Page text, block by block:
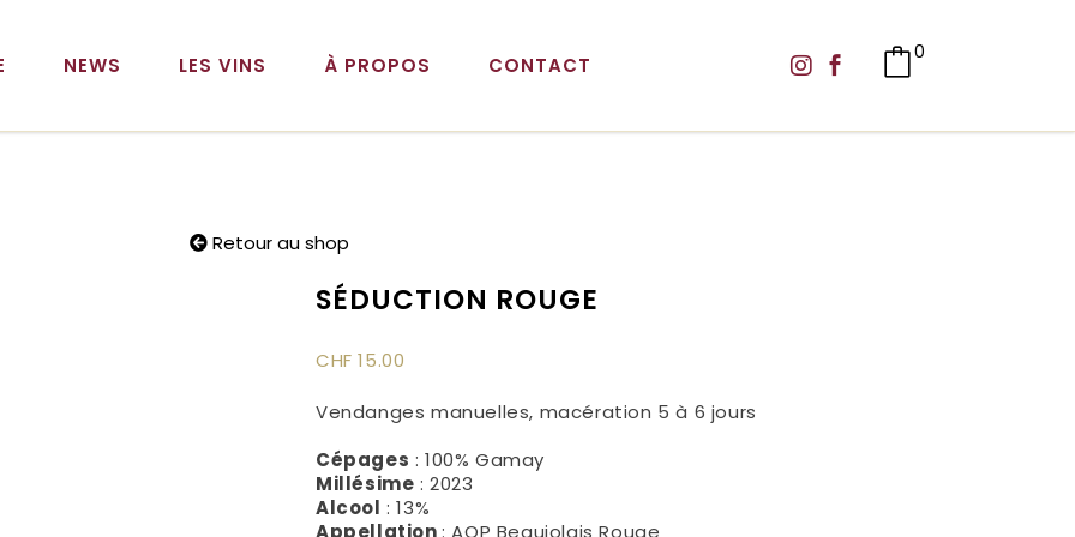
NEWS LES VINS À PROPOS CONTACT
0
Retour au shop
SÉDUCTION ROUGE
CHF 15.00
Vendanges manuelles, macération 5 à 6 jours
Cépages : 100% Gamay
Millésime : 2023
Alcool : 13%
Appellation: AOP Beaujolais Rouge